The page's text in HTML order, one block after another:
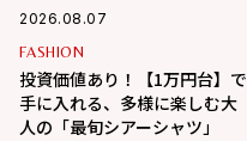
ュアル
2026.08.07
FASHION
投資価値あり！【1万円台】で
手に入れる、多様に楽しむ大
人の「最旬シアーシャツ」